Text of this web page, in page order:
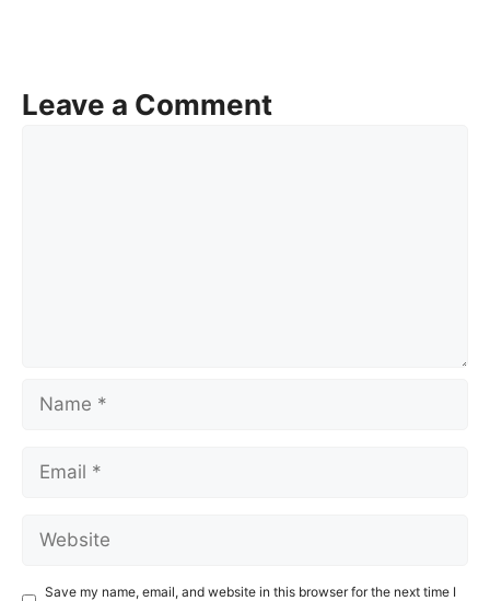
Leave a Comment
Save my name, email, and website in this browser for the next time I